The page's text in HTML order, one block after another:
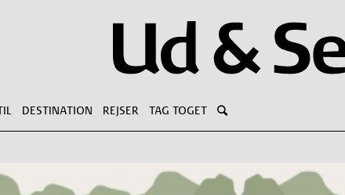
DESTINATION REJSER TAG TOGET